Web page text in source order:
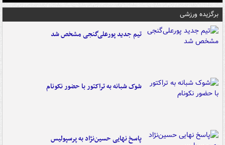
برگزیده ورزشی
تیم جدید پورعلی‌گنجی مشخص شد
شوک شبانه به تراکتور با حضور نکونام
پاسخ نهایی حسین‌نژاد به پرسپولیس